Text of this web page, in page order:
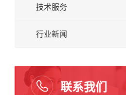
技术服务
行业新闻
联系我们